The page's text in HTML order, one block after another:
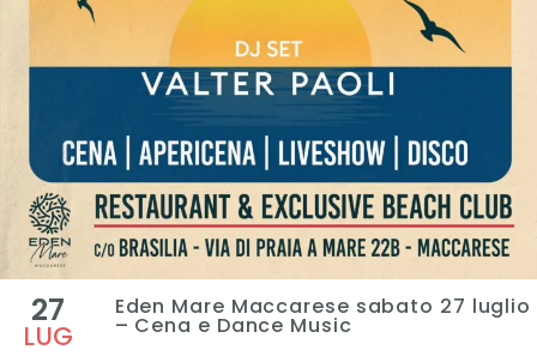
27
LUG
Eden Mare Maccarese sabato 27 luglio
– Cena e Dance Music